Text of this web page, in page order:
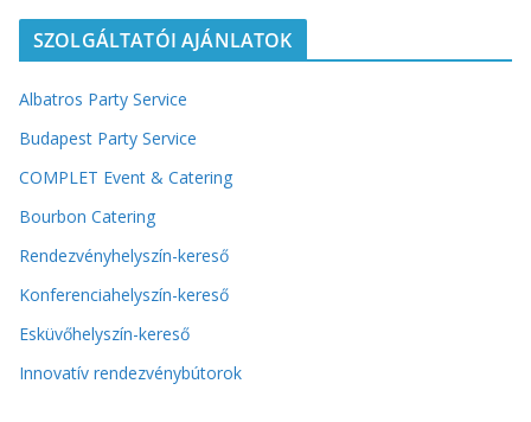
SZOLGÁLTATÓI AJÁNLATOK
Albatros Party Service
Budapest Party Service
COMPLET Event & Catering
Bourbon Catering
Rendezvényhelyszín-kereső
Konferenciahelyszín-kereső
Esküvőhelyszín-kereső
Innovatív rendezvénybútorok